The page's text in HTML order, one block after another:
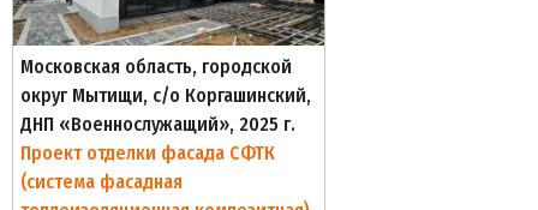
Московская область, городской
округ Мытищи, с/о Коргашинский,
ДНП «Военнослужащий», 2025 г.
Проект отделки фасада СФТК
(система фасадная